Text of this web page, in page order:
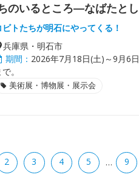
のいるところ―なばたと
ビトたちが明石にやってくる！
兵庫県・明石市
期間： 2026年7月18日(土)～9月6
。
美術展・博物展・展示会
2 3 4 5 … 9